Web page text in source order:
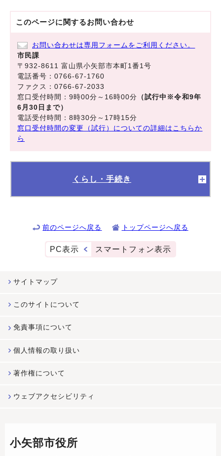
このページに関するお問い合わせ
お問い合わせは専用フォームをご利用ください。
市民課
〒932-8611 富山県小矢部市本町1番1号
電話番号：0766-67-1760
ファクス：0766-67-2033
窓口受付時間：9時00分～16時00分 （試行中※令和9年
6月30日まで）
電話受付時間：8時30分～17時15分
窓口受付時間の変更（試行）についての詳細はこちらか
ら
くらし・手続き
前のページへ戻る トップページへ戻る
PC表示 スマートフォン表示
サイトマップ
このサイトについて
免責事項について
個人情報の取り扱い
著作権について
ウェブアクセシビリティ
小矢部市役所